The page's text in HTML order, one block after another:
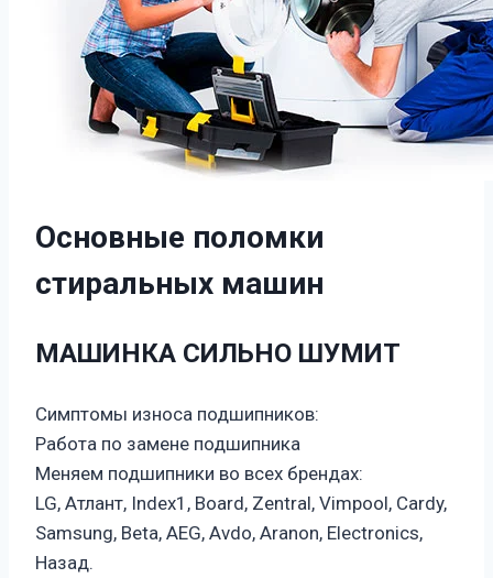
Основные поломки
стиральных машин
МАШИНКА СИЛЬНО ШУМИТ
Симптомы износа подшипников:
Работа по замене подшипника
Меняем подшипники во всех брендах:
LG, Атлант, Index1, Board, Zentral, Vimpool, Cardy,
Samsung, Beta, AEG, Avdo, Aranon, Electronics,
Назад.